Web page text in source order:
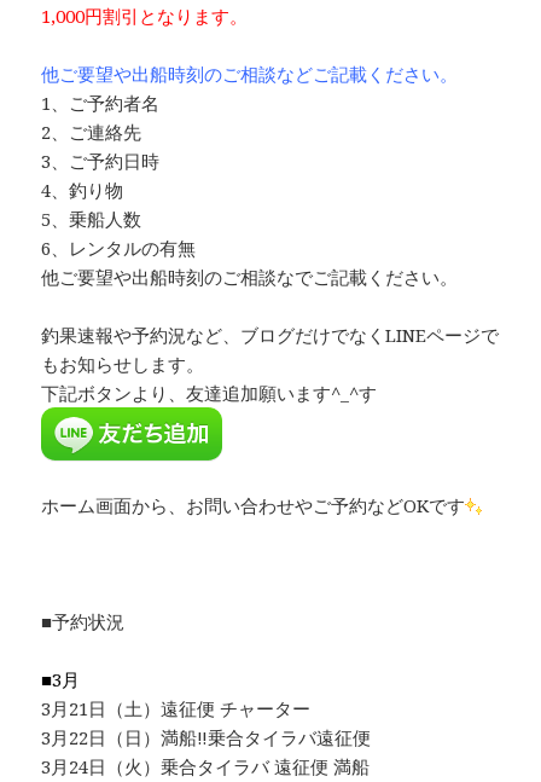
1,000円割引と なります。
他ご要望や出船時刻のご相談などご記載ください。
1、ご予約者名
2、ご連絡先
3、ご予約日時
4、釣り物
5、乗船人数
6、レンタルの有無
他ご要望や出船時刻のご相談なでご記載ください。
釣果速報や予約況など、ブログだけでなくLINEページで
もお知らせします。
下記ボタンより、友達追加願います^_^す
ホーム画面から、お問い合わせやご予約などOKです
■予約状況
■3月
3月21日（土）遠征便 チャーター
3月22日（日）満船‼︎乗合タイラバ遠征便
3月24日（火）乗合タイラバ 遠征便 満船